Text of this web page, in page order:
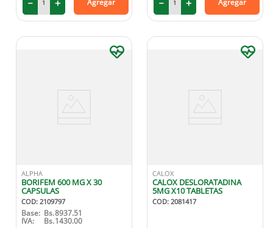
＋
－ Agregar ＋
－ Agregar
ALPHA
BORIFEM 600 MG X 30
CAPSULAS
COD: 2109797
Base: Bs.8937.51
IVA: Bs.1430.00
CALOX
CALOX DESLORATADINA
5MG X10 TABLETAS
COD: 2081417